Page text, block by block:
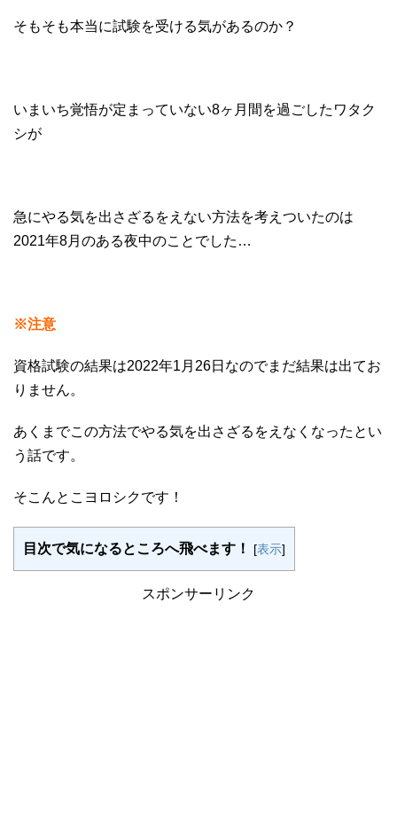
そもそも本当に試験を受ける気があるのか？
いまいち覚悟が定まっていない8ヶ月間を過ごしたワタク
シが
急にやる気を出さざるをえない方法を考えついたのは
2021年8月のある夜中のことでした…
※注意
資格試験の結果は2022年1月26日なのでまだ結果は出てお
りません。
あくまでこの方法でやる気を出さざるをえなくなったとい
う話です。
そこんとこヨロシクです！
目次で気になるところへ飛べます！ [表示]
スポンサーリンク